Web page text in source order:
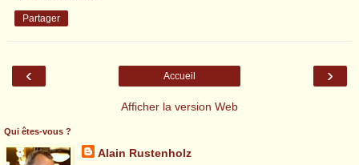
Partager
‹ ›
Accueil
Afficher la version Web
Qui êtes-vous ?
Alain Rustenholz